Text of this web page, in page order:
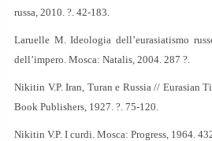
russa, 2010. ?. 42-183.
Laruelle M. Ideologia dell’eurasiatismo
dell’impero. Mosca: Natalis, 2004. 287 ?.
Nikitin V.P. Iran, Turan e Russia // Eurasian
Book Publishers, 1927. ?. 75-120.
Nikitin V.P. I curdi. Mosca: Progress, 1964.